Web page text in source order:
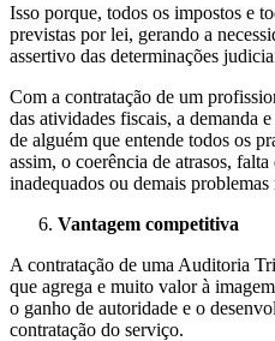
Isso porque, todos os impostos e
previstas por lei, gerando a
assertivo das determinações
Com a contratação de um
das atividades fiscais, a demanda
de alguém que entende todos os
assim, o coerência de atrasos,
inadequados ou demais
Vantagem competitiva
A contratação de uma Auditoria
que agrega e muito valor à
o ganho de autoridade e o
contratação do serviço.